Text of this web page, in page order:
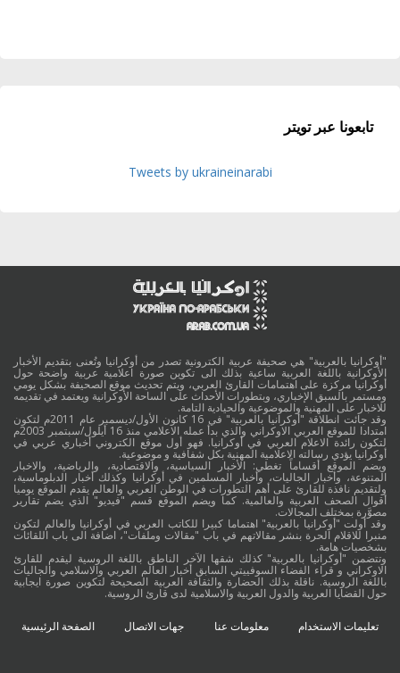
تابعونا عبر تويتر
Tweets by ukraineinarabi
"أوكرانيا بالعربية" هي صحيفة عربية الكترونية تصدر من أوكرانيا وتُعنى بتقديم الأخبار
الأوكرانية باللغة العربية ساعية بذلك الى تكوين صورة اعلامية عربية واضحة حول
أوكرانيا مركزة على اهتمامات القارئ العربي، ويتم تحديث موقع الصحيفة بشكل يومي
ومستمر بالسبق الإخباري، وبتطورات الأحداث على الساحة الأوكرانية ويعتمد في تقديمه
للاخبار على المهنية والموضوعية والحيادية التامة.
وقد جائت انطلاقة "أوكرانيا بالعربية" في 16 كانون الأول/ديسمبر عام 2011م لتكون
امتدادا للموقع العربي الاوكراني والذي بدأ عمله الاعلامي منذ 16 أيلول/سبتمبر 2003م
لتكون رائدة الاعلام العربي في أوكرانيا. فهو أول موقع الكتروني أخباري عربي في
أوكرانيا يؤدي رسالته الاعلامية المهنية بكل شفافية و موضوعية.
ويضم الموقع أقساماً تغطي: الأخبار السياسية، والاقتصادية، والرياضية، والاخبار
المتنوعة، وأخبار الجاليات، وأخبار المسلمين في أوكرانيا وكذلك أخبار الدبلوماسية،
ولتقديم نافذة للقارئ على أهم التطورات في الوطن العربي والعالم يقدم الموقع يوميا
أقوال الصحف العربية والعالمية. كما ويضم الموقع قسم "فيديو" الذي يضم تقارير
مصوَّرة بمختلف المجالات.
وقد أولت "أوكرانيا بالعربية" اهتماما كبيرا للكاتب العربي في أوكرانيا والعالم لتكون
منبرا للاقلام الحرة بنشر مقالاتهم في باب "مقالات وملفات"، اضافة الى باب اللقائات
بشخصيات هامة.
وتتضمن "أوكرانيا بالعربية" كذلك شقها الآخر الناطق باللغة الروسية ليقدم للقارئ
الاوكراني و قراء الفضاء السوفييتي السابق أخبار العالم العربي والاسلامي والجاليات
باللغة الروسية. ناقلة بذلك الحضارة والثقافة العربية الصحيحة لتكوين صورة ايجابية
حول القضايا العربية والدول العربية والاسلامية لدى قارئ الروسية.
تعليمات الاستخدام معلومات عنا جهات الاتصال الصفحة الرئيسية